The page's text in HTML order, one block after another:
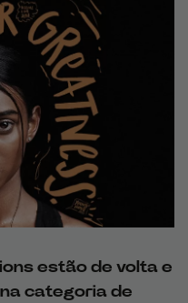
estão de volta e
categoria de